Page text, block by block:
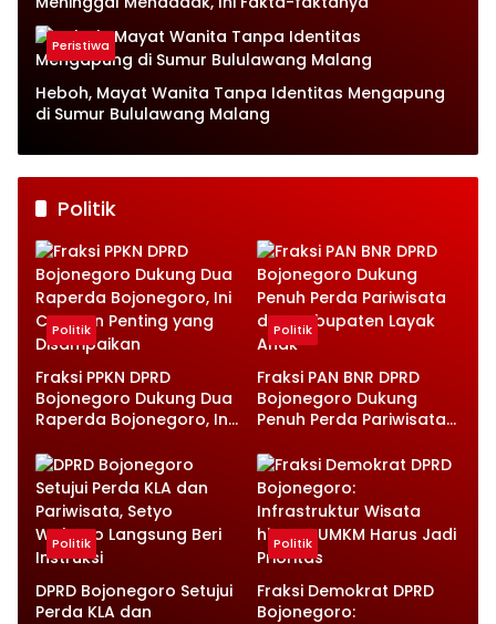
Peristiwa
Heboh, Mayat Wanita Tanpa Identitas Mengapung
di Sumur Bululawang Malang
Politik
Politik
Fraksi PPKN DPRD
Bojonegoro Dukung Dua
Raperda Bojonegoro, Ini
Disampaikan
Politik
Fraksi PAN BNR DPRD
Bojonegoro Dukung
Penuh Perda Pariwisata
Anak
Politik
DPRD Bojonegoro Setujui
Perda KLA dan
Politik
Fraksi Demokrat DPRD
Bojonegoro: